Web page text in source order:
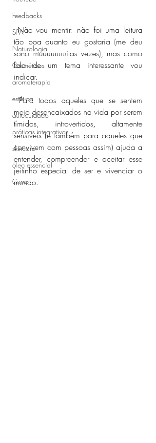
Feedbacks
SPA
Naturologia
Cosméticos
aromaterapia
estética
autocuidado
práticas integrativas
skincare
óleo essencial
Curso
Não vou mentir: não foi uma leitura
tão boa quanto eu gostaria (me deu
sono muuuuuuuitas vezes), mas como
fala de um tema interessante vou
indicar.
Para todos aqueles que se sentem
meio desencaixados na vida por serem
tímidos, introvertidos, altamente
sensíveis (e também para aqueles que
convivem com pessoas assim) ajuda a
entender, compreender e aceitar esse
jeitinho especial de ser e vivenciar o
mundo.